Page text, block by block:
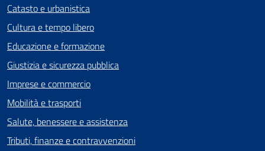
Catasto e urbanistica
Cultura e tempo libero
Educazione e formazione
Giustizia e sicurezza pubblica
Imprese e commercio
Mobilità e trasporti
Salute, benessere e assistenza
Tributi, finanze e contravvenzioni